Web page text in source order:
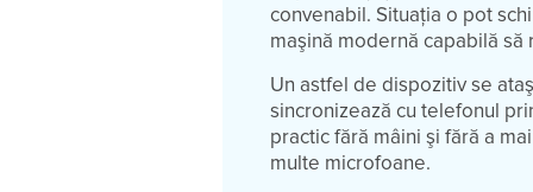
convenabil. Situația o pot
maşină modernă capabilă
Un astfel de dispozitiv se
sincronizează cu telefonul
practic fără mâini şi fără a
multe microfoane.